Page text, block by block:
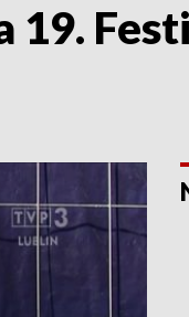
19.